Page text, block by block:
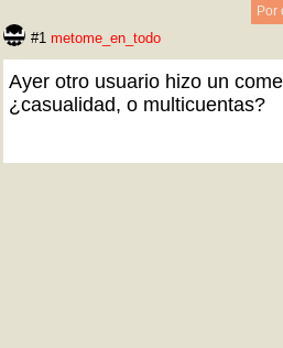
Por
#1 metome_en_todo
Ayer otro usuario hizo un
¿casualidad, o multicuentas?